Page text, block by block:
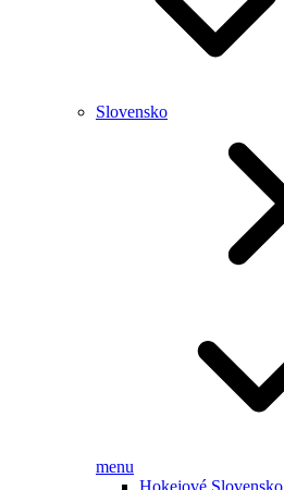
Slovensko
menu
Hokejové Slovensko